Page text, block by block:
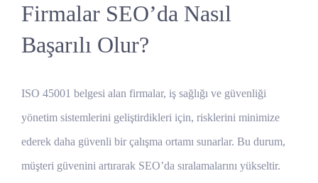
Firmalar SEO’da Nasıl
Başarılı Olur?
ISO 45001 belgesi alan firmalar, iş sağlığı ve güvenliği
yönetim sistemlerini geliştirdikleri için, risklerini minimize
ederek daha güvenli bir çalışma ortamı sunarlar. Bu durum,
müşteri güvenini artırarak SEO’da sıralamalarını yükseltir.